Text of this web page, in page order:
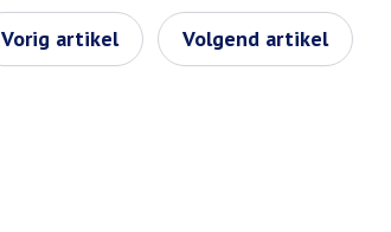
Vorig artikel Volgend artikel